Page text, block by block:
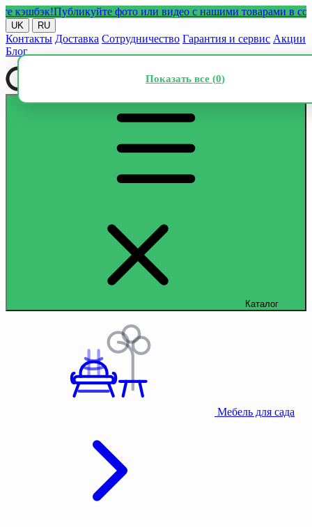
Публикуйте фото или видео с нашими товарами в
UK RU
Контакты Доставка Сотрудничество Гарантия и сервис Акции
Блог
Каталог
Мебель для сада
Показать все (0)